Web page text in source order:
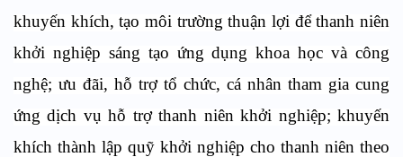
khuyến khích, tạo môi trường thuận lợi để thanh niên
khởi nghiệp sáng tạo ứng dụng khoa học và công
nghệ; ưu đãi, hỗ trợ tổ chức, cá nhân tham gia cung
ứng dịch vụ hỗ trợ thanh niên khởi nghiệp; khuyến
khích thành lập quỹ khởi nghiệp cho thanh niên theo